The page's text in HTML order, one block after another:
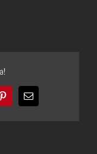
PinterestEmail